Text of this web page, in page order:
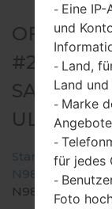
#291862
ULTRA 5G
Startseite →
N986B
→SM-
- Eine
und
- Land,
Land
- Marke
-
für jedes
-
Foto